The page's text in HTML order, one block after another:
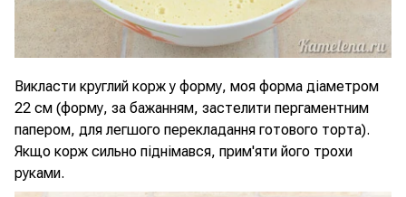
Викласти круглий корж у форму, моя форма діаметром
22 см (форму, за бажанням, застелити пергаментним
папером, для легшого перекладання готового торта).
Якщо корж сильно піднімався, прим'яти його трохи
руками.